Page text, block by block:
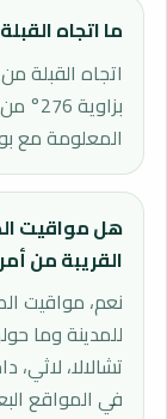
ما اتجاه
اتجاه القبلة
المعلومة مع
هل مواقيت
القريبة من
نعم، مواقيت
للمدينة وما
تشالالا، لاثي،
في المواقع